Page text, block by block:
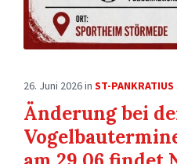
26. Juni 2026in ST-PANKRATIUS
Änderung bei